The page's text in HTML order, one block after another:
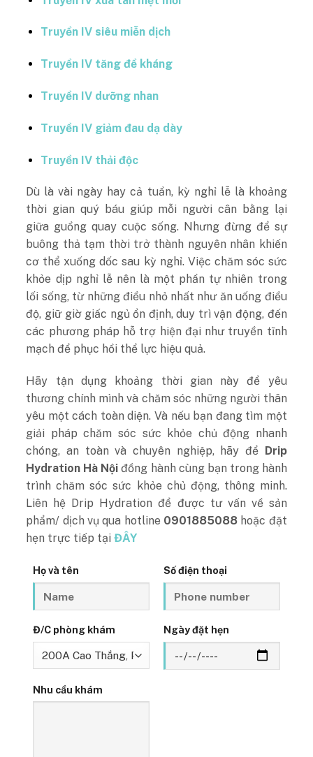
Truyền IV siêu miễn dịch
Truyền IV tăng đề kháng
Truyền IV dưỡng nhan
Truyền IV giảm đau dạ dày
Truyền IV thải độc
Dù là vài ngày hay cả tuần, kỳ nghỉ lễ là khoảng
thời gian quý báu giúp mỗi người cân bằng lại
giữa guồng quay cuộc sống. Nhưng đừng để sự
buông thả tạm thời trở thành nguyên nhân khiến
cơ thể xuống dốc sau kỳ nghỉ. Việc chăm sóc sức
khỏe dịp nghỉ lễ nên là một phần tự nhiên trong
lối sống, từ những điều nhỏ nhất như ăn uống điều
độ, giữ giờ giấc ngủ ổn định, duy trì vận động, đến
các phương pháp hỗ trợ hiện đại như truyền tĩnh
mạch để phục hồi thể lực hiệu quả.
Hãy tận dụng khoảng thời gian này để yêu
thương chính mình và chăm sóc những người thân
yêu một cách toàn diện. Và nếu bạn đang tìm một
giải pháp chăm sóc sức khỏe chủ động nhanh
chóng, an toàn và chuyên nghiệp, hãy để
Drip
Hydration Hà Nội đồng hành cùng bạn trong hành
trình chăm sóc sức khỏe chủ động, thông minh.
Liên hệ Drip Hydration để được tư vấn về sản
phẩm/ dịch vụ qua hotline 0901885088 hoặc đặt
hẹn trực tiếp tạiĐÂY
Họ và tên Số điện thoại
Đ/C phòng khám Ngày đặt hẹn
Nhu cầu khám